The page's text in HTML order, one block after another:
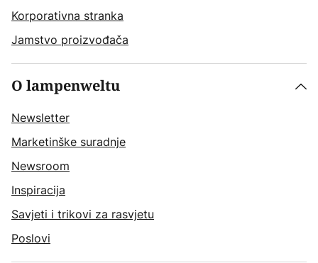
Korporativna stranka
Jamstvo proizvođača
O lampenweltu
Newsletter
Marketinške suradnje
Newsroom
Inspiracija
Savjeti i trikovi za rasvjetu
Poslovi